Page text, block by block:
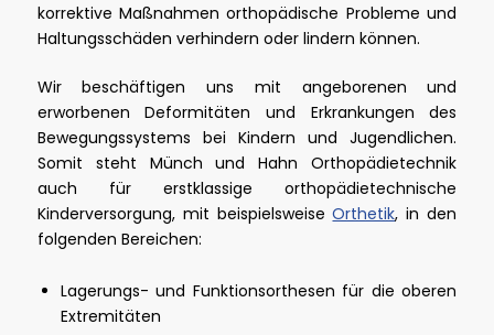
korrektive Maßnahmen orthopädische Probleme und
Haltungsschäden verhindern oder lindern können.
Wir beschäftigen uns mit angeborenen und
erworbenen Deformitäten und Erkrankungen des
Bewegungssystems bei Kindern und Jugendlichen.
Somit steht Münch und Hahn Orthopädietechnik
auch für erstklassige orthopädietechnische
Kinderversorgung, mit beispielsweiseOrthetik, in den
folgenden Bereichen:
Lagerungs- und Funktionsorthesen für die oberen
Extremitäten